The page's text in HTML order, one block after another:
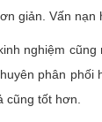
giản. Vấn
nghiệm
phân
cũng tốt hơn.